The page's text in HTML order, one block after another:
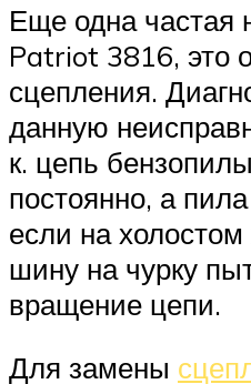
Еще одна частая
Patriot 3816, это
сцепления.
данную
к. цепь
постоянно, а
если на холостом
шину на чурку
вращение цепи.
Для замены